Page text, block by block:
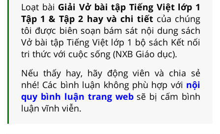
Loạt bài Giải Vở bài tập Tiếng Việt lớp 1
Tập 1 & Tập 2 hay và chi tiếtcủa chúng
tôi được biên soạn bám sát nội dung sách
Vở bài tập Tiếng Việt lớp 1 bộ sách Kết nối
tri thức với cuộc sống (NXB Giáo dục).
Nếu thấy hay, hãy động viên và chia sẻ
nhé! Các bình luận không phù hợp với nội
quy bình luận trang websẽ bị cấm bình
luận vĩnh viễn.